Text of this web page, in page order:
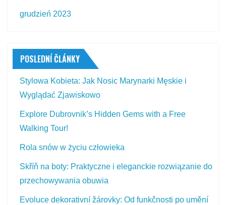
grudzień 2023
POSLEDNÍ ČLÁNKY
Stylowa Kobieta: Jak Nosic Marynarki Męskie i
Wyglądać Zjawiskowo
Explore Dubrovnik’s Hidden Gems with a Free
Walking Tour!
Rola snów w życiu człowieka
Skříň na boty: Praktyczne i eleganckie rozwiązanie do
przechowywania obuwia
Evoluce dekorativní žárovky: Od funkčnosti po umění